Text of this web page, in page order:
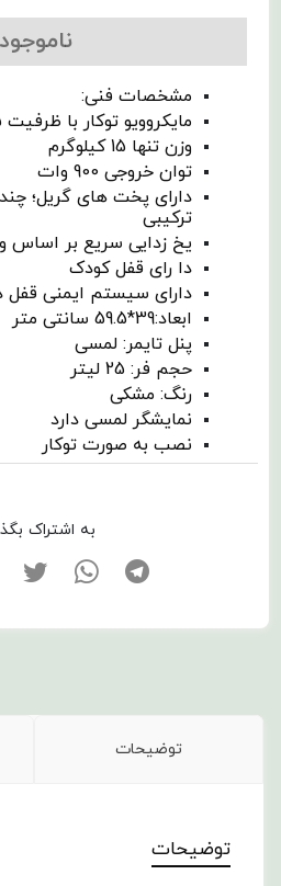
ناموجود
مشخصات فنی:
مایکروویو توکار با ظرفیت 25 لیتر
وزن تنها 15 کیلوگرم
توان خروجی 900 وات
دارای پخت های گریل؛
ترکیبی
یخ زدایی سریع بر اساس
دا رای قفل کودک
دارای سیستم ایمنی قفل
ابعاد:39*59.5 سانتی متر
پنل تایمر: لمسی
حجم فر: 25 لیتر
رنگ: مشکی
نمایشگر لمسی دارد
نصب به صورت توکار
به اشتراک
توضیحات
توضیحات